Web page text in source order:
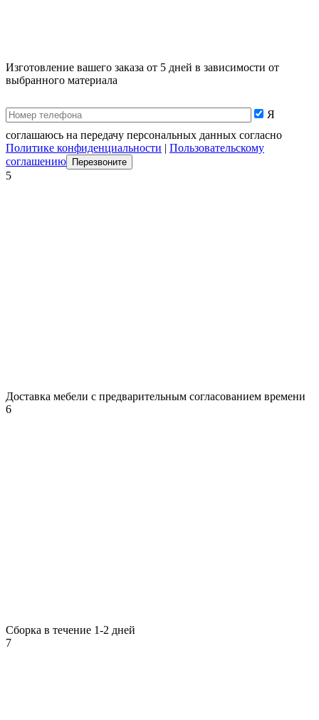
Изготовление вашего заказа от 5 дней в зависимости от
выбранного материала
Я
соглашаюсь на передачу персональных данных согласно
Политике конфиденциальности | Пользовательскому
соглашению
5
Доставка мебели с предварительным согласованием времени
6
Сборка в течение 1-2 дней
7